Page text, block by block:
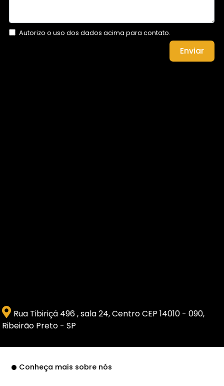
Autorizo o uso dos dados acima para contato.
Enviar
Rua Tibiriçá 496 , sala 24, Centro CEP 14010 - 090,
Ribeirão Preto - SP
Conheça mais sobre nós